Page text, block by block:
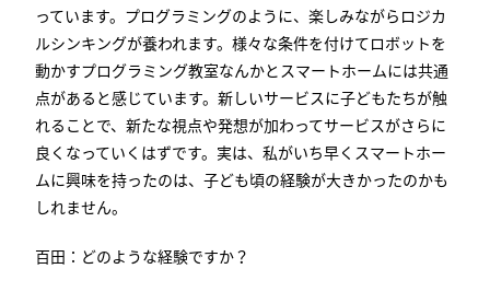
っています。プログラミングのように、楽しみながらロジカ
ルシンキングが養われます。様々な条件を付けてロボットを
動かすプログラミング教室なんかとスマートホームには共通
点があると感じています。新しいサービスに子どもたちが触
れることで、新たな視点や発想が加わってサービスがさらに
良くなっていくはずです。実は、私がいち早くスマートホー
ムに興味を持ったのは、子ども頃の経験が大きかったのかも
しれません。
百田：どのような経験ですか？